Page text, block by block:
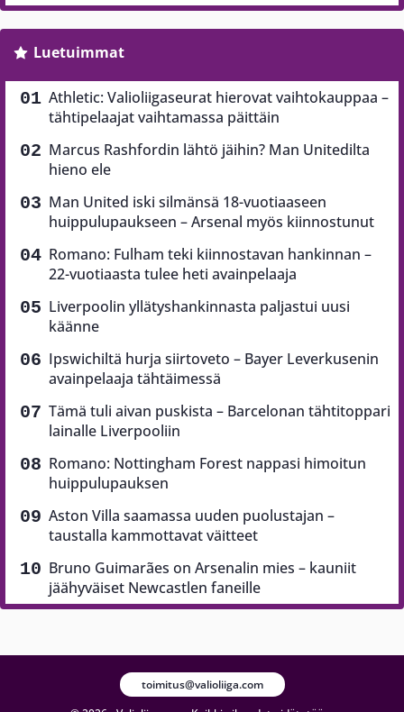
Luetuimmat
Athletic: Valioliigaseurat hierovat vaihtokauppaa –
tähtipelaajat vaihtamassa päittäin
Marcus Rashfordin lähtö jäihin? Man Unitedilta
hieno ele
Man United iski silmänsä 18-vuotiaaseen
huippulupaukseen – Arsenal myös kiinnostunut
Romano: Fulham teki kiinnostavan hankinnan –
22-vuotiaasta tulee heti avainpelaaja
Liverpoolin yllätyshankinnasta paljastui uusi
käänne
Ipswichiltä hurja siirtoveto – Bayer Leverkusenin
avainpelaaja tähtäimessä
Tämä tuli aivan puskista – Barcelonan tähtitoppari
lainalle Liverpooliin
Romano: Nottingham Forest nappasi himoitun
huippulupauksen
Aston Villa saamassa uuden puolustajan –
taustalla kammottavat väitteet
Bruno Guimarães on Arsenalin mies – kauniit
jäähyväiset Newcastlen faneille
toimitus@valioliiga.com